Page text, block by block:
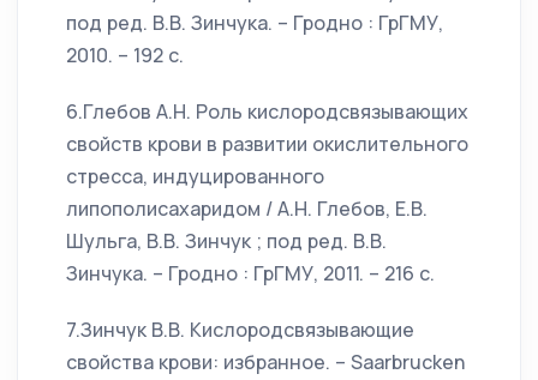
под ред. В.В. Зинчука. – Гродно : ГрГМУ,
2010. – 192 с.
6.Глебов А.Н. Роль кислородсвязывающих
свойств крови в развитии окислительного
стресса, индуцированного
липополисахаридом / А.Н. Глебов, Е.В.
Шульга, В.В. Зинчук ; под ред. В.В.
Зинчука. – Гродно : ГрГМУ, 2011. – 216 с.
7.Зинчук В.В. Кислородсвязывающие
свойства крови: избранное. – Saarbruсken